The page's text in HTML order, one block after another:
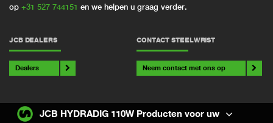
op +31 527 744151 en we helpen u graag verder.
JCB DEALERS
Dealers
CONTACT STEELWRIST
Neem contact met ons op
JCB HYDRADIG 110W Producten voor uw